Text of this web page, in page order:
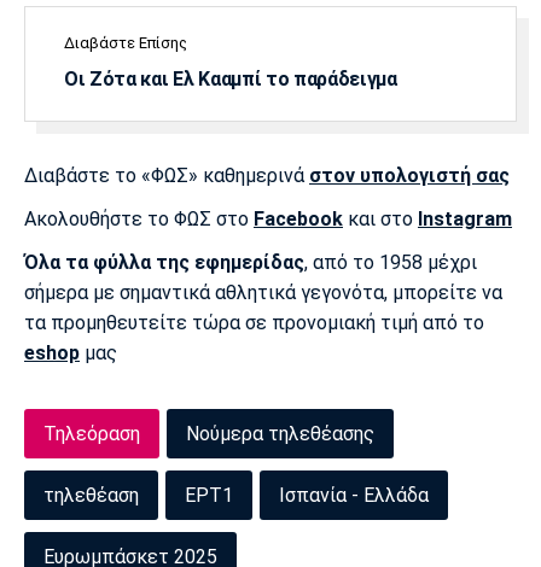
Διαβάστε Επίσης
Οι Ζότα και Ελ Κααμπί το παράδειγμα
Διαβάστε το «ΦΩΣ» καθημερινά στον υπολογιστή σας
Ακολουθήστε το ΦΩΣ στο Facebook και στο Instagram
Όλα τα φύλλα της εφημερίδας, από το 1958 μέχρι
σήμερα με σημαντικά αθλητικά γεγονότα, μπορείτε να
τα προμηθευτείτε τώρα σε προνομιακή τιμή από το
eshop μας
Τηλεόραση Νούμερα τηλεθέασης
τηλεθέαση ΕΡΤ1 Ισπανία - Ελλάδα
Ευρωμπάσκετ 2025